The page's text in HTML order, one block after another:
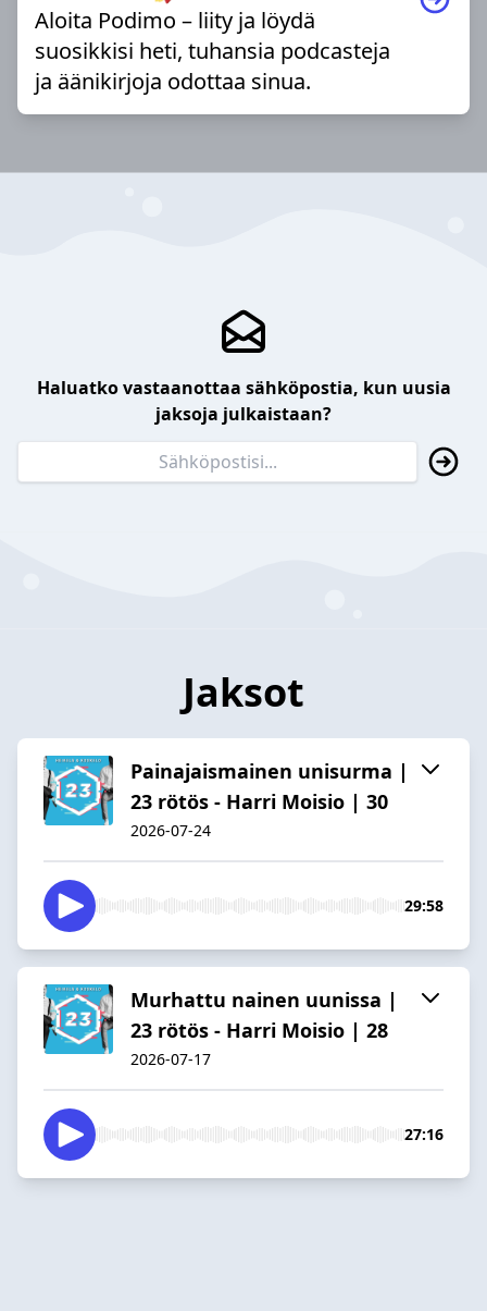
Aloita Podimo – liity ja löydä
suosikkisi heti, tuhansia podcasteja
ja äänikirjoja odottaa sinua.
Haluatko vastaanottaa sähköpostia, kun uusia
jaksoja julkaistaan?
Jaksot
Painajaismainen unisurma |
23 rötös - Harri Moisio | 30
2026-07-24
29:58
Murhattu nainen uunissa |
23 rötös - Harri Moisio | 28
2026-07-17
27:16